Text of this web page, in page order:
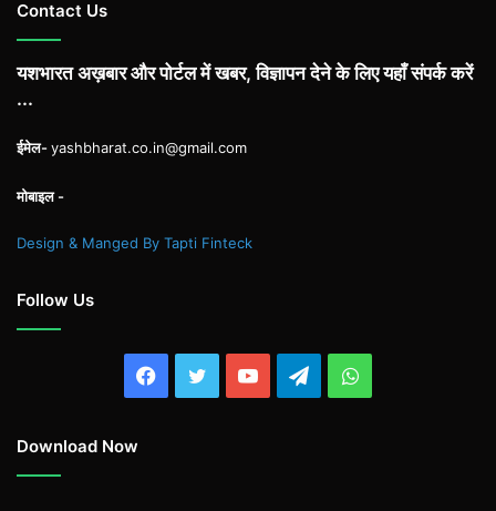
Contact Us
यशभारत अख़बार और पोर्टल में खबर, विज्ञापन देने के लिए यहाँ संपर्क करें
...
ईमेल-yashbharat.co.in@gmail.com
मोबाइल -
Design & Manged By Tapti Finteck
Follow Us
Facebook
TwitterYouTubeTelegramWhatsApp
Download Now